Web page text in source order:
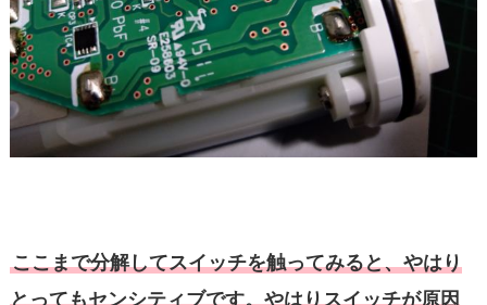
ここまで分解してスイッチを触ってみると、やはり
とってもセンシティブです。やはりスイッチが原因